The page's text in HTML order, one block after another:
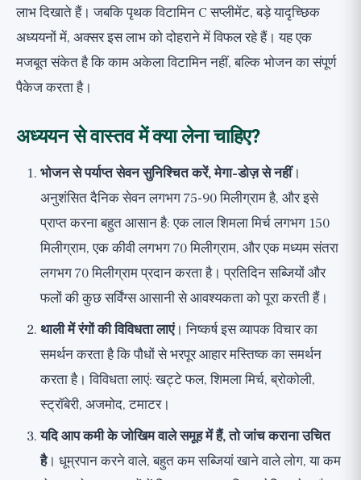
लाभ दिखाते हैं। जबकि पृथक विटामिन C सप्लीमेंट, बड़े यादृच्छिक
अध्ययनों में, अक्सर इस लाभ को दोहराने में विफल रहे हैं। यह एक
मजबूत संकेत है कि काम अकेला विटामिन नहीं, बल्कि भोजन का संपूर्ण
पैकेज करता है।
अध्ययन से वास्तव में क्या लेना चाहिए?
भोजन से पर्याप्त सेवन सुनिश्चित करें, मेगा-डोज़ से नहीं।
अनुशंसित दैनिक सेवन लगभग 75-90 मिलीग्राम है, और इसे
प्राप्त करना बहुत आसान है: एक लाल शिमला मिर्च लगभग 150
मिलीग्राम, एक कीवी लगभग 70 मिलीग्राम, और एक मध्यम संतरा
लगभग 70 मिलीग्राम प्रदान करता है। प्रतिदिन सब्जियों और
फलों की कुछ सर्विंग्स आसानी से आवश्यकता को पूरा करती हैं।
थाली में रंगों की विविधता लाएं। निष्कर्ष इस व्यापक विचार का
समर्थन करता है कि पौधों से भरपूर आहार मस्तिष्क का समर्थन
करता है। विविधता लाएं: खट्टे फल, शिमला मिर्च, ब्रोकोली,
स्ट्रॉबेरी, अजमोद, टमाटर।
यदि आप कमी के जोखिम वाले समूह में हैं, तो जांच कराना उचित
है। धूम्रपान करने वाले, बहुत कम सब्जियां खाने वाले लोग, या कम